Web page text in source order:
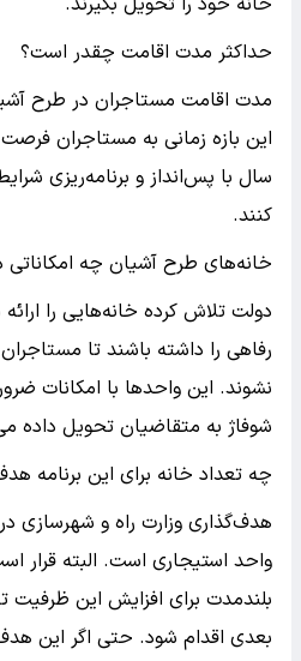
حداکثر مدت اقامت چقدر است؟
مدت اقامت مستاجران در طرح
این بازه زمانی به مستاجران
سال با پس‌انداز و برنامه‌ریزی
کنند.
خانه‌های طرح آشیان چه امکاناتی
دولت تلاش کرده خانه‌هایی را
رفاهی را داشته باشند تا
نشوند. این واحدها با امکانات
شوفاژ به متقاضیان تحویل داده
چه تعداد خانه برای این برنامه
واحد استیجاری است. البته قرار
بعدی اقدام شود. حتی اگر این